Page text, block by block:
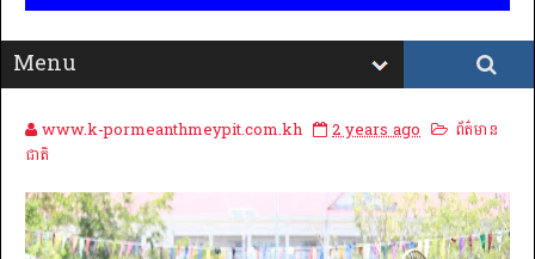
www.k-pormeanthmeypit.com.kh 2 years ago
ព័ត៌មាន
ជាតិ